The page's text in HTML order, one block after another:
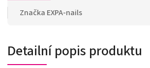
Značka EXPA-nails
Detailní popis produktu